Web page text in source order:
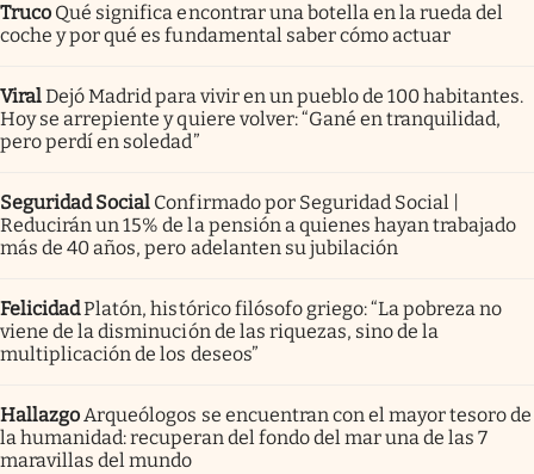
Truco Qué significa encontrar una botella en la rueda del
coche y por qué es fundamental saber cómo actuar
ViralDejó Madrid para vivir en un pueblo de 100 habitantes.
Hoy se arrepiente y quiere volver: “Gané en tranquilidad,
pero perdí en soledad”
Seguridad Social Confirmado por Seguridad Social |
Reducirán un 15% de la pensión a quienes hayan trabajado
más de 40 años, pero adelanten su jubilación
FelicidadPlatón, histórico filósofo griego: “La pobreza no
viene de la disminución de las riquezas, sino de la
multiplicación de los deseos”
HallazgoArqueólogos se encuentran con el mayor tesoro de
la humanidad: recuperan del fondo del mar una de las 7
maravillas del mundo